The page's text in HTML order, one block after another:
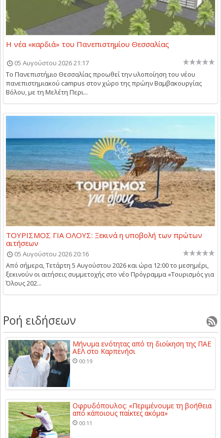
Η νέα «καρδιά» του Πανεπιστημίου Θεσσαλίας
05 Αυγούστου 2026 21:17
Το Πανεπιστήμιο Θεσσαλίας προωθεί την υλοποίηση του νέου
πανεπιστημιακού campus στον χώρο της πρώην Βαμβακουργίας
Βόλου, με τη Μελέτη Περι...
ΤΟΥΡΙΣΜΟΣ ΓΙΑ ΟΛΟΥΣ: Ξεκινά η υποβολή των πρώτων
αιτήσεων
05 Αυγούστου 2026 20:16
Από σήμερα, Τετάρτη 5 Αυγούστου 2026 και ώρα 12:00 το μεσημέρι,
ξεκινούν οι αιτήσεις συμμετοχής στο νέο Πρόγραμμα «Τουρισμός για
Όλους 202...
Ροή ειδήσεων
Μήνυμα ενότητας από τη διοίκηση της ΠΑΕ
ΑΕΛ στο Καρπενήσι
00:19
Οφρυδόπουλος: «Περιμένουμε τη βοήθεια
από κάποιους παίκτες ακόμα»
00:11